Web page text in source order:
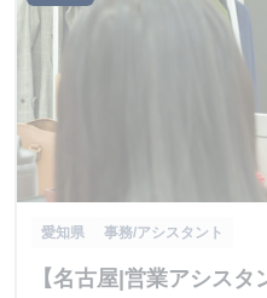
愛知県 事務/アシスタント
【名古屋|営業アシス